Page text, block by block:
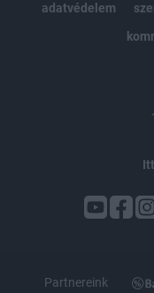
adatvédelem
Partnereink